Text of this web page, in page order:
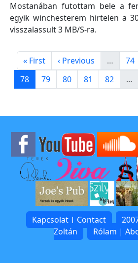
Mostanában futottam bele a
egyik winchesterem hirtelen a
visszalassult 3 MB/S-ra.
Pagination
First page
« First Previous page
‹ Previous … Page
74
Page
78 Page
79 Page
80 Page
81 Page
82 …
Kapcsolat | Contact
Zoltán
Rólam |